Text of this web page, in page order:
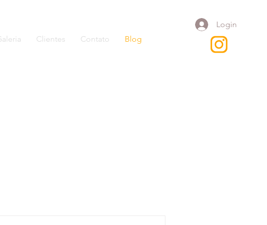
Clientes Contato Blog
Login